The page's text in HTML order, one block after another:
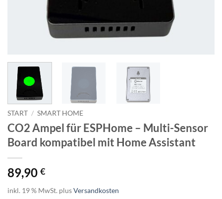
START / SMART HOME
CO2 Ampel für ESPHome – Multi-Sensor
Board kompatibel mit Home Assistant
89,90 €
inkl. 19 % MwSt. plusVersandkosten